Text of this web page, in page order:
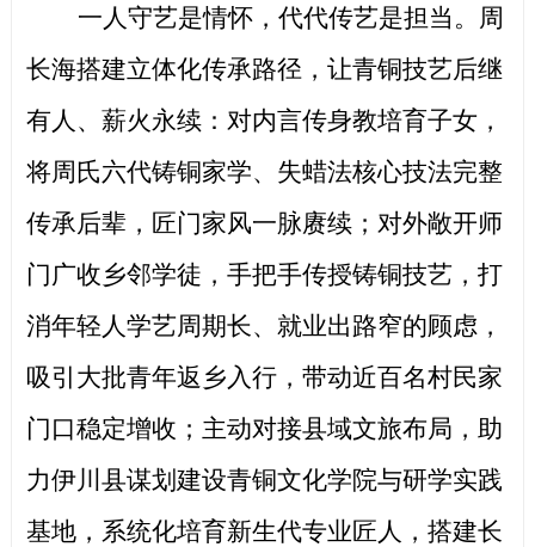
一人守艺是情怀，代代传艺是担当。周
长海搭建立体化传承路径，让青铜技艺后继
有人、薪火永续：对内言传身教培育子女，
将周氏六代铸铜家学、失蜡法核心技法完整
传承后辈，匠门家风一脉赓续；对外敞开师
门广收乡邻学徒，手把手传授铸铜技艺，打
消年轻人学艺周期长、就业出路窄的顾虑，
吸引大批青年返乡入行，带动近百名村民家
门口稳定增收；主动对接县域文旅布局，助
力伊川县谋划建设青铜文化学院与研学实践
基地，系统化培育新生代专业匠人，搭建长